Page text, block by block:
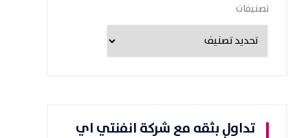
تصنيفات
تداول بثقه مع شركة انفنتي اي